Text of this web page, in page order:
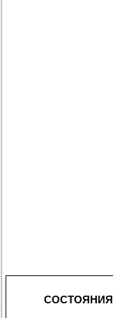
СОСТОЯНИЯ